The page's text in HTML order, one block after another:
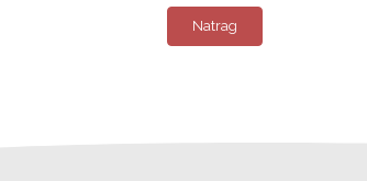
Natrag